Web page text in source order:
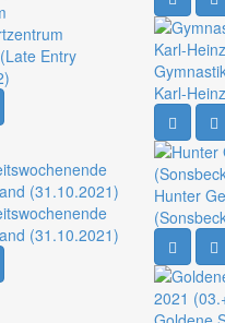
Entry
Karl-
(31.10.2021)
Hunter